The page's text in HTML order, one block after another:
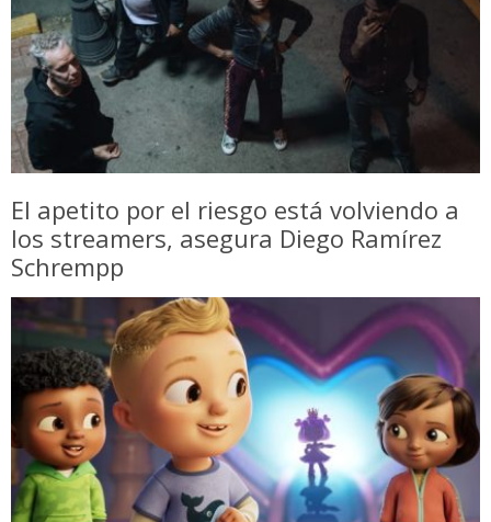
El apetito por el riesgo está volviendo a
los streamers, asegura Diego Ramírez
Schrempp